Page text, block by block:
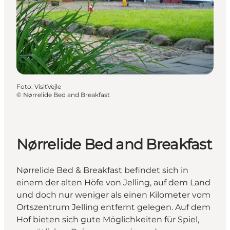
Foto: VisitVejle
© Nørrelide Bed and Breakfast
Nørrelide Bed and Breakfast
Nørrelide Bed & Breakfast befindet sich in
einem der alten Höfe von Jelling, auf dem Land
und doch nur weniger als einen Kilometer vom
Ortszentrum Jelling entfernt gelegen. Auf dem
Hof bieten sich gute Möglichkeiten für Spiel,